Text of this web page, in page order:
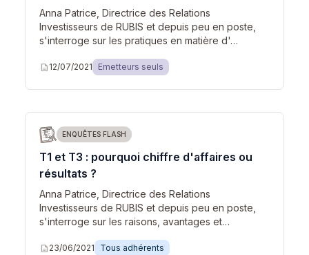
Anna Patrice, Directrice des Relations
Investisseurs de RUBIS et depuis peu en poste,
s'interroge sur les pratiques en matière d'…
description 12/07/2021 Emetteurs seuls
ENQUÊTES FLASH
T1 et T3 : pourquoi chiffre d'affaires ou
résultats ?
Anna Patrice, Directrice des Relations
Investisseurs de RUBIS et depuis peu en poste,
s'interroge sur les raisons, avantages et…
description 23/06/2021 Tous adhérents